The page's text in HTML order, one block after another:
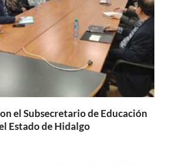
el Subsecretario de Educación
Estado de Hidalgo